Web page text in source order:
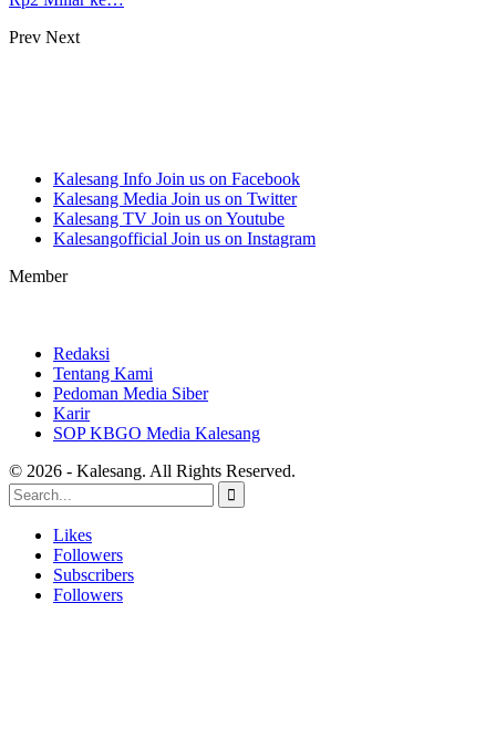
Prev Next
Kalesang Info Join us on Facebook
Kalesang Media Join us on Twitter
Kalesang TV Join us on Youtube
Kalesangofficial Join us on Instagram
Member
Redaksi
Tentang Kami
Pedoman Media Siber
Karir
SOP KBGO Media Kalesang
© 2026 - Kalesang. All Rights Reserved.
Likes
Followers
Subscribers
Followers